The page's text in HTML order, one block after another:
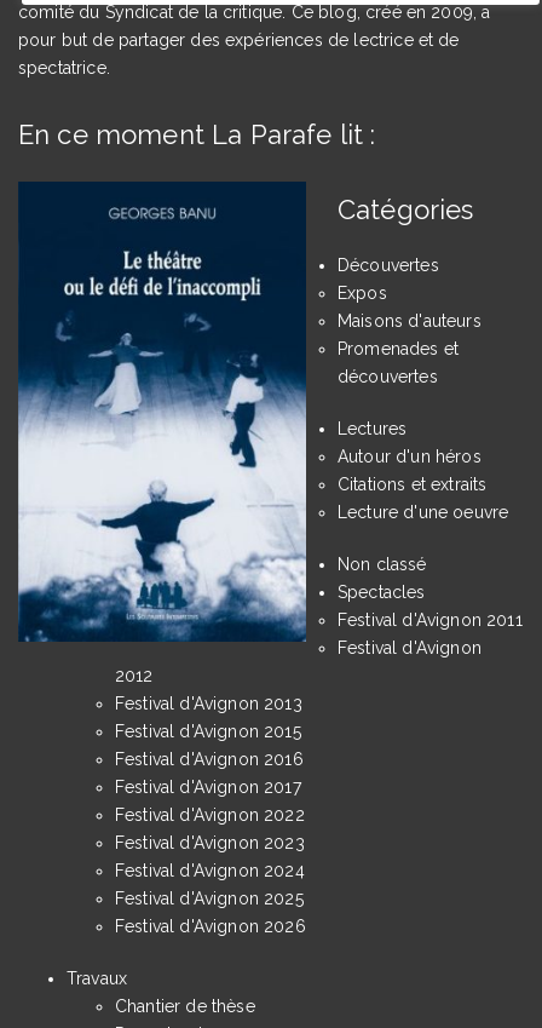
comité du Syndicat de la critique. Ce blog, créé en 2009, a
pour but de partager des expériences de lectrice et de
spectatrice.
En ce moment La Parafe lit :
Catégories
Découvertes
Expos
Maisons d'auteurs
Promenades et
découvertes
Lectures
Autour d'un héros
Citations et extraits
Lecture d'une oeuvre
Non classé
Spectacles
Festival d'Avignon 2011
Festival d'Avignon
2012
Festival d'Avignon 2013
Festival d'Avignon 2015
Festival d'Avignon 2016
Festival d'Avignon 2017
Festival d'Avignon 2022
Festival d'Avignon 2023
Festival d'Avignon 2024
Festival d'Avignon 2025
Festival d'Avignon 2026
Travaux
Chantier de thèse